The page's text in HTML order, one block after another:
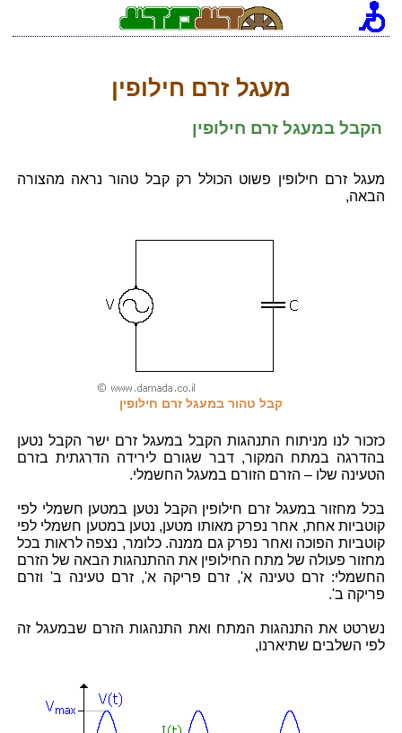
מעגל זרם חילופין
הקבל במעגל זרם חילופין
מעגל זרם חילופין פשוט הכולל רק קבל טהור נראה מהצורה
הבאה,
קבל טהור במעגל זרם חילופין
כזכור לנו מניתוח התנהגות הקבל במעגל זרם ישר הקבל נטען
בהדרגה במתח המקור, דבר שגורם לירידה הדרגתית בזרם
הטעינה שלו – הזרם הזורם במעגל החשמלי.
בכל מחזור במעגל זרם חילופין הקבל נטען במטען חשמלי לפי
קוטביות אחת, אחר נפרק מאותו מטען, נטען במטען חשמלי לפי
קוטביות הפוכה ואחר נפרק גם ממנה. כלומר, נצפה לראות בכל
מחזור פעולה של מתח החילופין את ההתנהגות הבאה של הזרם
החשמלי: זרם טעינה א', זרם פריקה א', זרם טעינה ב' וזרם
פריקה ב'.
נשרטט את התנהגות המתח ואת התנהגות הזרם שבמעגל זה
לפי השלבים שתיארנו,